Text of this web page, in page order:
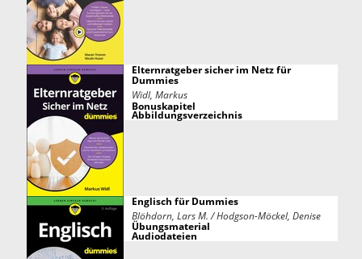
Elternratgeber sicher im Netz für
Dummies
Widl, Markus
Bonuskapitel
Abbildungsverzeichnis
Englisch für Dummies
Blöhdorn, Lars M. / Hodgson-Möckel, Denise
Übungsmaterial
Audiodateien